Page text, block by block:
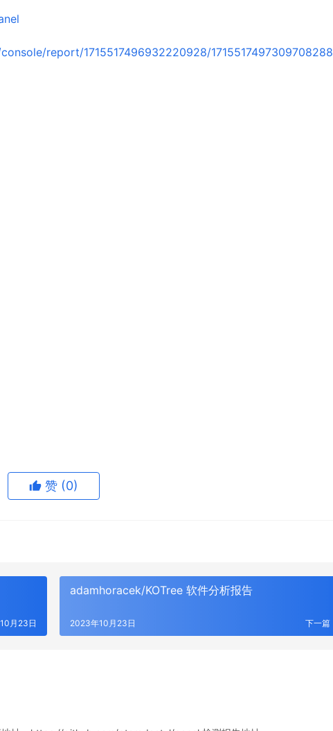
report/1715517496932220928/1715517497309708288
赞 (0)
月23日
adamhoracek/KOTree 软件分析报告
下一篇
2023年10月23日